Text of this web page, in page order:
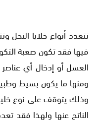
تتعدد أنواع خلايا النحل
فيها فقد تكون صعبة
العسل أو إدخال أي
ومنها ما يكون بسيط
وذلك يتوقف على نوع
الناتج عنها ولهذا فقد